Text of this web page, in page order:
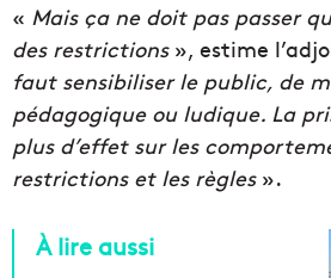
« Mais ça ne doit pas passer
des restrictions», estime
faut sensibiliser le public, de
pédagogique ou ludique. La
plus d’effet sur les
restrictions et les règles».
À lire aussi